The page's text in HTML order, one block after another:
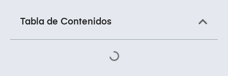
Tabla de Contenidos